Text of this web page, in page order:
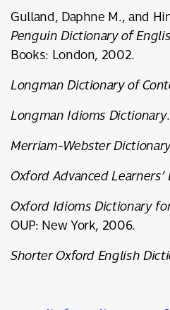
Gulland, Daphne M., and
Penguin Dictionary of
Books: London, 2002.
Longman Dictionary of
Longman Idioms Dictionary
Merriam-Webster
Oxford Advanced
Oxford Idioms Dictionary
OUP: New York, 2006.
Shorter Oxford English